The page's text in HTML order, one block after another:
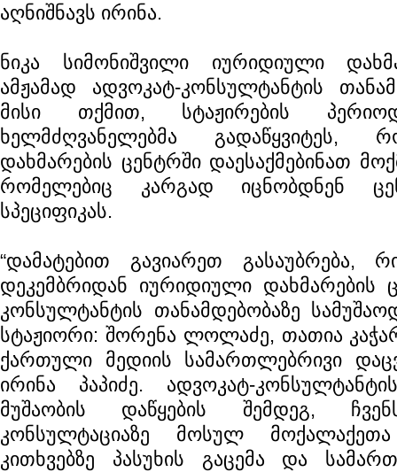
აღნიშნავს ირინა.
ნიკა სიმონიშვილი იურიდიული
ამჟამად ადვოკატ-კონსულტანტის
მისი თქმით, სტაჟირების
ხელმძღვანელებმა გადაწყვიტეს,
დახმარების ცენტრში დაესაქმებინათ
რომელებიც კარგად იცნობდნენ
სპეციფიკას.
“დამატებით გავიარეთ გასაუბრება,
დეკემბრიდან იურიდიული დახმარების
კონსულტანტის თანამდებობაზე
სტაჟიორი: შორენა ლოლაძე, თათია
ქართული მედიის სამართლებრივი
ირინა პაპიძე. ადვოკატ-
მუშაობის დაწყების შემდეგ,
კონსულტაციაზე მოსულ
კითხვებზე პასუხის გაცემა და